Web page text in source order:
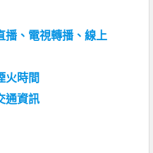
播、電視轉播、線上
火時間
通資訊